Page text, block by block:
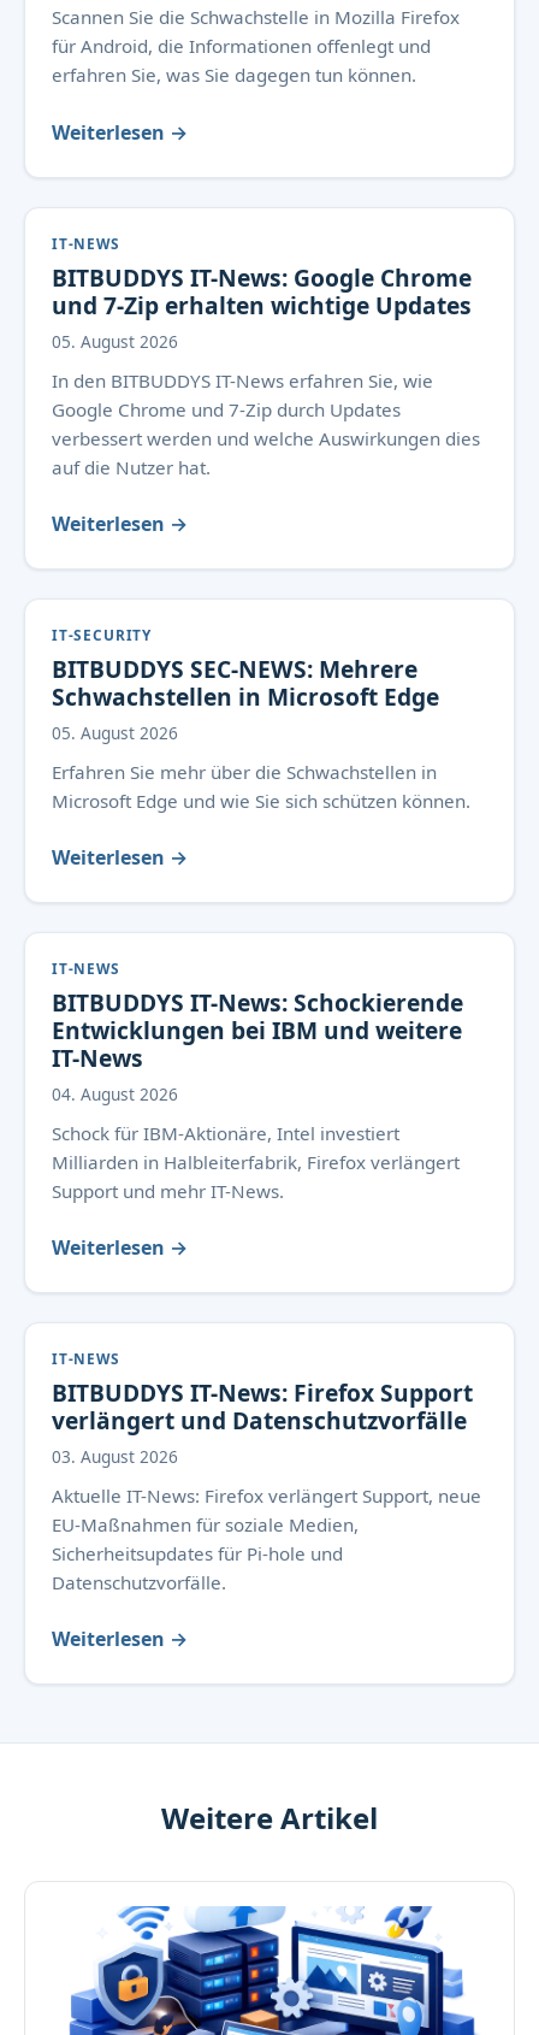
Scannen Sie die Schwachstelle in Mozilla Firefox
für Android, die Informationen offenlegt und
erfahren Sie, was Sie dagegen tun können.
Weiterlesen →
IT-NEWS
BITBUDDYS IT-News: Google Chrome
und 7-Zip erhalten wichtige Updates
05. August 2026
In den BITBUDDYS IT-News erfahren Sie, wie
Google Chrome und 7-Zip durch Updates
verbessert werden und welche Auswirkungen dies
auf die Nutzer hat.
Weiterlesen →
IT-SECURITY
BITBUDDYS SEC-NEWS: Mehrere
Schwachstellen in Microsoft Edge
05. August 2026
Erfahren Sie mehr über die Schwachstellen in
Microsoft Edge und wie Sie sich schützen können.
Weiterlesen →
IT-NEWS
BITBUDDYS IT-News: Schockierende
Entwicklungen bei IBM und weitere
IT-News
04. August 2026
Schock für IBM-Aktionäre, Intel investiert
Milliarden in Halbleiterfabrik, Firefox verlängert
Support und mehr IT-News.
Weiterlesen →
IT-NEWS
BITBUDDYS IT-News: Firefox Support
verlängert und Datenschutzvorfälle
03. August 2026
Aktuelle IT-News: Firefox verlängert Support, neue
EU-Maßnahmen für soziale Medien,
Sicherheitsupdates für Pi-hole und
Datenschutzvorfälle.
Weiterlesen →
Weitere Artikel